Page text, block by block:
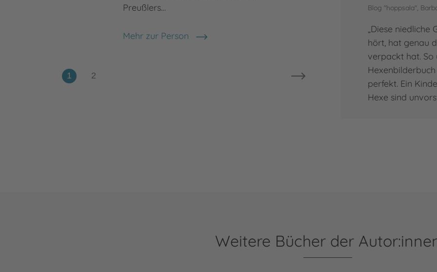
Preußlers…
Mehr zur Person
Susanne Preußler-Bitsch
Blog "hoppsala",
„Diese niedliche
hört, hat genau
verpackt hat. So
perfekt. Ein
Hexe sind
Weitere Bücher der